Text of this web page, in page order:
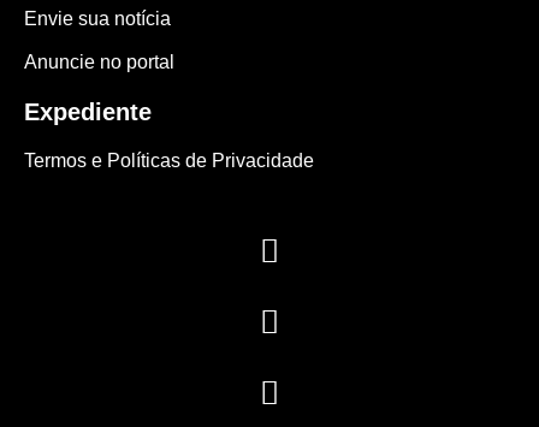
Envie sua notícia
Anuncie no portal
Expediente
Termos e Políticas de Privacidade